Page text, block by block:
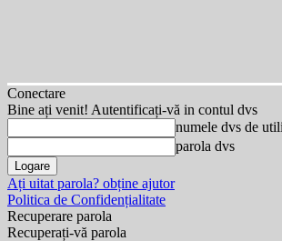
Conectare
Bine ați venit! Autentificați-vă in contul dvs
numele dvs de
parola dvs
Ați uitat parola? obține ajutor
Politica de Confidențialitate
Recuperare parola
Recuperați-vă parola